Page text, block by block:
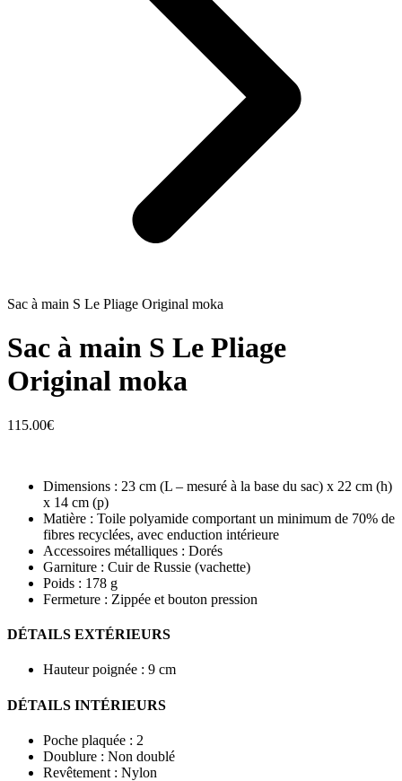
Sac à main S Le Pliage Original moka
Sac à main S Le Pliage
Original moka
115.00€
Dimensions : 23 cm (L – mesuré à la base du sac) x 22 cm (h)
x 14 cm (p)
Matière : Toile polyamide comportant un minimum de 70% de
fibres recyclées, avec enduction intérieure
Accessoires métalliques : Dorés
Garniture : Cuir de Russie (vachette)
Poids : 178 g
Fermeture : Zippée et bouton pression
DÉTAILS EXTÉRIEURS
Hauteur poignée : 9 cm
DÉTAILS INTÉRIEURS
Poche plaquée : 2
Doublure : Non doublé
Revêtement : Nylon